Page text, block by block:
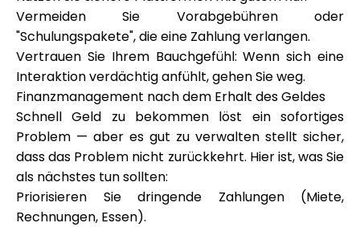
Vermeiden Sie Vorabgebühren oder
"Schulungspakete", die eine Zahlung verlangen.
Vertrauen Sie Ihrem Bauchgefühl: Wenn sich eine
Interaktion verdächtig anfühlt, gehen Sie weg.
Finanzmanagement nach dem Erhalt des Geldes
Schnell Geld zu bekommen löst ein sofortiges
Problem — aber es gut zu verwalten stellt sicher,
dass das Problem nicht zurückkehrt. Hier ist, was Sie
als nächstes tun sollten:
Priorisieren Sie dringende Zahlungen (Miete,
Rechnungen, Essen).